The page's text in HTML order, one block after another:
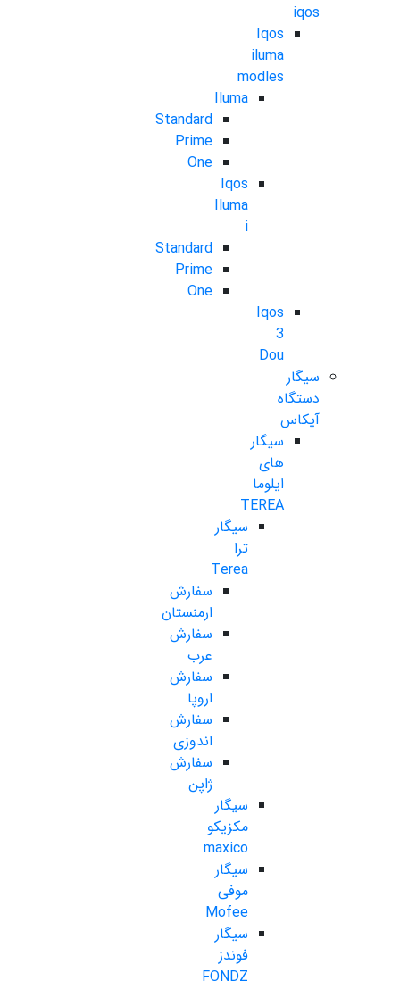
iqos
Iqos
iluma
modles
Iluma
Standard
Prime
One
Iqos
Iluma
i
Standard
Prime
One
Iqos
3
Dou
سیگار
دستگاه
آیکاس
سیگار
های
ایلوما
TEREA
سیگار
ترا
Terea
سفارش
ارمنستان
سفارش
عرب
سفارش
اروپا
سفارش
اندوزی
سفارش
ژاپن
سیگار
مکزیکو
maxico
سیگار
موفی
Mofee
سیگار
فوندز
FONDZ